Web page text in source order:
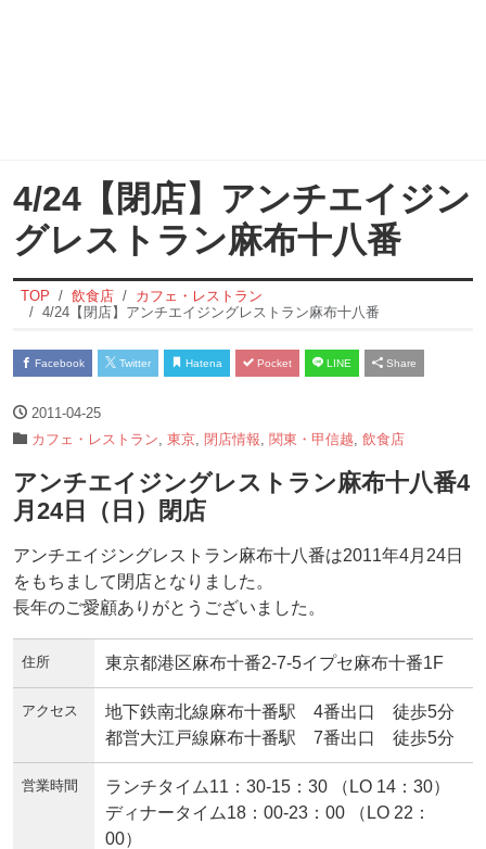
4/24【閉店】アンチエイジン
グレストラン麻布十八番
TOP 飲食店
カフェ・レストラン
4/24【閉店】アンチエイジングレストラン麻布十八番
Facebook Twitter Hatena Pocket LINE Share
2011-04-25
カフェ・レストラン 東京 閉店情報 関東・甲信越 飲食店
アンチエイジングレストラン麻布十八番4
月24日（日）閉店
アンチエイジングレストラン麻布十八番は2011年4月24日
をもちまして閉店となりました。
長年のご愛顧ありがとうございました。
住所 東京都港区麻布十番2-7-5イプセ麻布十番1F
アクセス
地下鉄南北線麻布十番駅 4番出口 徒歩5分
都営大江戸線麻布十番駅 7番出口 徒歩5分
営業時間
ランチタイム11：30-15：30 （LO 14：30）
ディナータイム18：00-23：00 （LO 22：
00）